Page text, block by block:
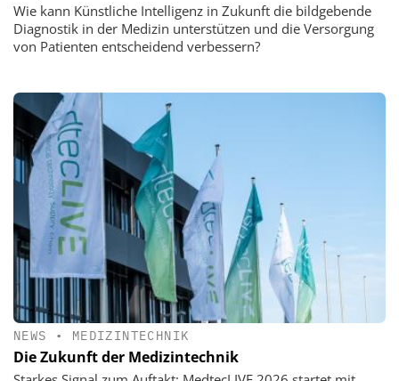
Wie kann Künstliche Intelligenz in Zukunft die bildgebende
Diagnostik in der Medizin unterstützen und die Versorgung
von Patienten entscheidend verbessern?
NEWS • MEDIZINTECHNIK
Die Zukunft der Medizintechnik